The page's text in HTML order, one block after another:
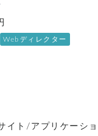
Webディレクター
イト/アプリケーシ